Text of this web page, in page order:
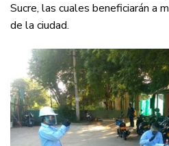
Sucre, las cuales beneficiarán a
de la ciudad.